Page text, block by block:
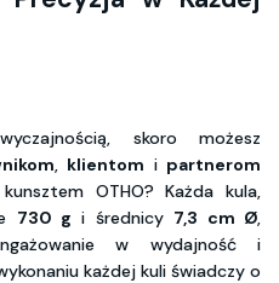
skoro możesz
klientom i partnerom
OTHO? Każda kula,
730 g i średnicy 7,3 cm Ø
w wydajność i
każdej kuli świadczy o